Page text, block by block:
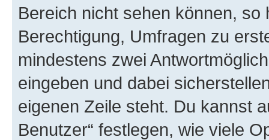
Bereich nicht sehen können,
Berechtigung, Umfragen zu
mindestens zwei
eingeben und dabei
eigenen Zeile steht. Du kannst
Benutzer“ festlegen, wie viele